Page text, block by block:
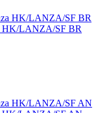
HK/LANZA/SF BR